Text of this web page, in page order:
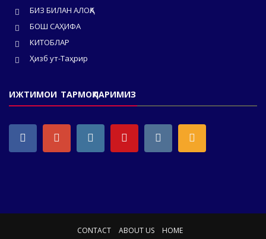
БИЗ БИЛАН АЛОҚА
БОШ САҲИФА
КИТОБЛАР
Ҳизб ут-Таҳрир
ИЖТИМОИ ТАРМОҚЛАРИМИЗ
CONTACT ABOUT US HOME